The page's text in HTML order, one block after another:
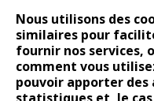
Nous utilisons des
similaires pour
fournir nos services,
comment vous
pouvoir apporter
14 juillet : nouveau film de
Renault Espace : voyage,
Peugeot E-208 GTi :